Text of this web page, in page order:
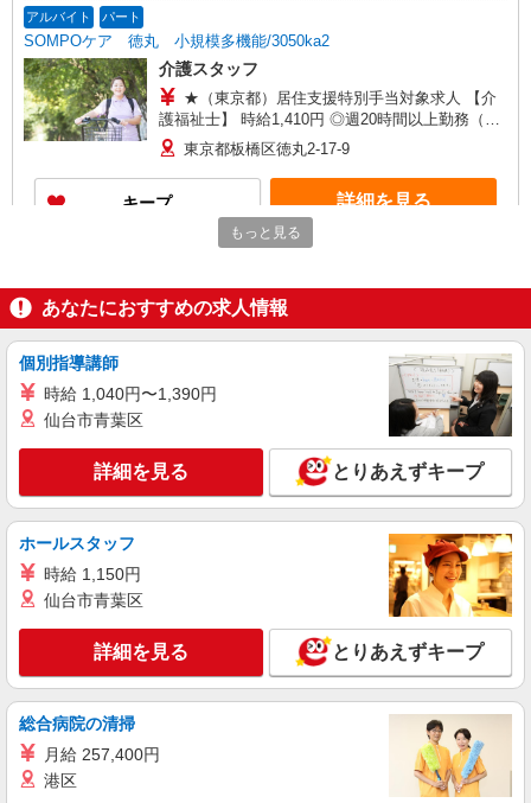
アルバイト パート
SOMPOケア 徳丸 小規模多機能/3050ka2
介護スタッフ
★（東京都）居住支援特別手当対象求人 【介
護福祉士】 時給1,410円 ◎週20時間以上勤務（社
保加入者）の場合は時給1,460円 【実務者研修・
初任者研修（ヘルパー1級・2級）】 時給1,330円
◎週20時間以上勤務（社保加入者）の場合は時給
1,380円 ※居住支援特別手当は勤続5年目までの方
はさらに時給＋50円（再入社者は除く） ◎夜勤1
勤務（時給制）：26,280円〜28,360円
東京都板橋区徳丸2-17-9
キープ 詳細を見る
介護スタッフ
【実務者研修】 月給：269,500円 年収例：364
支援特別手当、日祝手当（月平均2回分）、夜勤手
当（月平均5回分）等、毎月平均的に支払われる手
までの方はさらに1万円支給（再入社は除く） ◎
賞与：基本給2.08ヶ月分/年支給 ◎残業時は別途時
間外手当支給（超過1分〜）
東京都板橋区坂下3-5-2
詳細を見る
正社員
SOMPOケア ラヴィーレ光が丘公園/5007aa1
【実務者研修】 月給：269,500円 年収例：364
支援特別手当、日祝手当（月平均2回分）、夜勤手
当（月平均5回分）等、毎月平均的に支払われる手
当を含みます。 ※居住支援特別手当は勤続5年目
までの方はさらに1万円支給（再入社は除く） ◎
賞与：基本給2.08ヶ月分/年支給 ◎残業時は別途時
間外手当支給（超過1分〜）
東京都板橋区赤塚新町2-7-16
キープ 詳細を見る
正社員
そんぽの家 板橋三園/1009aa1
もっと見る
あなたにおすすめの求人情報
個別指導講師
時給 1,040円〜1,390円
仙台市青葉区
詳細を見る とりあえずキープ
ホールスタッフ
時給 1,150円
仙台市青葉区
詳細を見る とりあえずキープ
総合病院の清掃
月給 257,400円
港区